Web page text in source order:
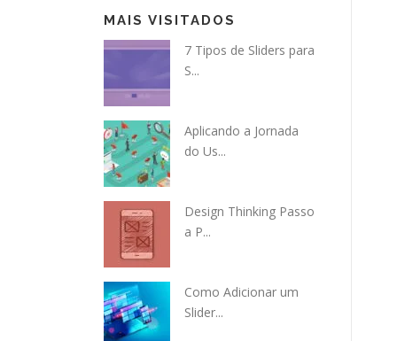
MAIS VISITADOS
7 Tipos de Sliders para
S...
Aplicando a Jornada
do Us...
Design Thinking Passo
a P...
Como Adicionar um
Slider...